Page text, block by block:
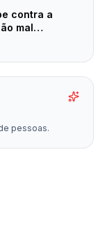
contra a
mal
pessoas.